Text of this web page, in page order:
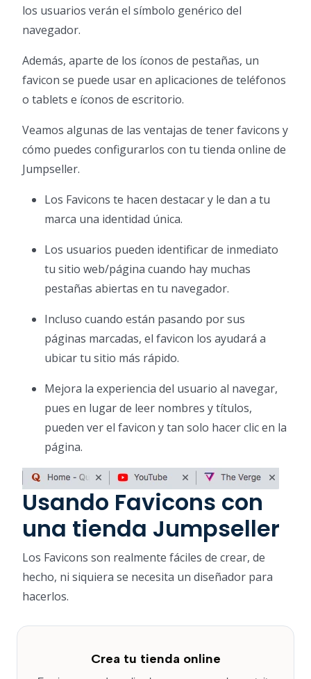
los usuarios verán el símbolo genérico del
navegador.
Además, aparte de los íconos de pestañas, un
favicon se puede usar en aplicaciones de teléfonos
o tablets e íconos de escritorio.
Veamos algunas de las ventajas de tener favicons y
cómo puedes configurarlos con tu tienda online de
Jumpseller.
Los Favicons te hacen destacar y le dan a tu
marca una identidad única.
Los usuarios pueden identificar de inmediato
tu sitio web/página cuando hay muchas
pestañas abiertas en tu navegador.
Incluso cuando están pasando por sus
páginas marcadas, el favicon los ayudará a
ubicar tu sitio más rápido.
Mejora la experiencia del usuario al navegar,
pues en lugar de leer nombres y títulos,
pueden ver el favicon y tan solo hacer clic en la
página.
Usando Favicons con
una tienda Jumpseller
Los Favicons son realmente fáciles de crear, de
hecho, ni siquiera se necesita un diseñador para
hacerlos.
Crea tu tienda online